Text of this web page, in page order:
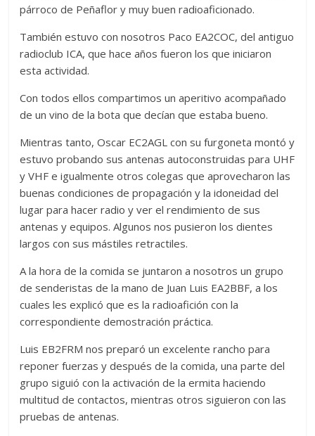
párroco de Peñaflor y muy buen radioaficionado.
También estuvo con nosotros Paco EA2COC, del antiguo
radioclub ICA, que hace años fueron los que iniciaron
esta actividad.
Con todos ellos compartimos un aperitivo acompañado
de un vino de la bota que decían que estaba bueno.
Mientras tanto, Oscar EC2AGL con su furgoneta montó y
estuvo probando sus antenas autoconstruidas para UHF
y VHF e igualmente otros colegas que aprovecharon las
buenas condiciones de propagación y la idoneidad del
lugar para hacer radio y ver el rendimiento de sus
antenas y equipos. Algunos nos pusieron los dientes
largos con sus mástiles retractiles.
A la hora de la comida se juntaron a nosotros un grupo
de senderistas de la mano de Juan Luis EA2BBF, a los
cuales les explicó que es la radioafición con la
correspondiente demostración práctica.
Luis EB2FRM nos preparó un excelente rancho para
reponer fuerzas y después de la comida, una parte del
grupo siguió con la activación de la ermita haciendo
multitud de contactos, mientras otros siguieron con las
pruebas de antenas.